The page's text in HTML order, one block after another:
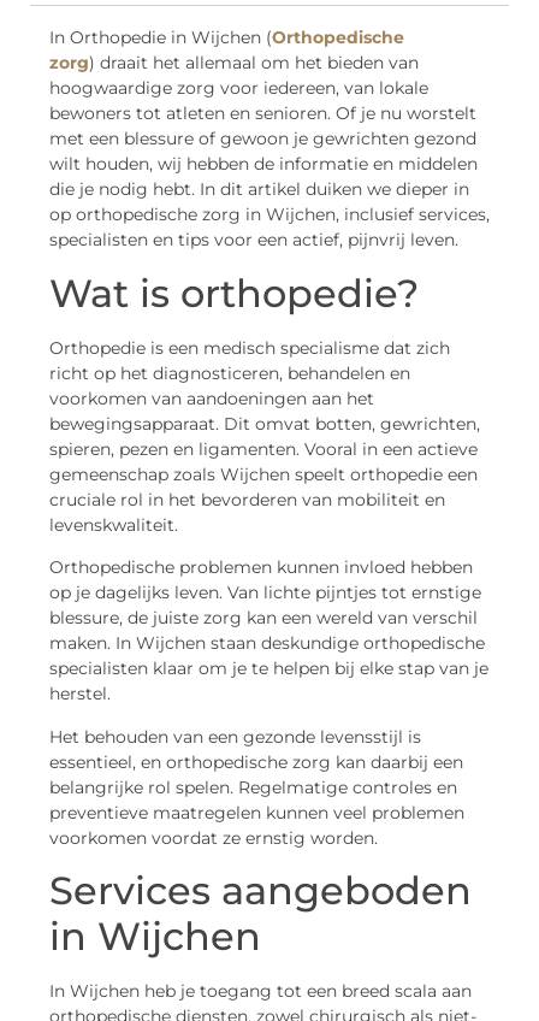
In Orthopedie in Wijchen (Orthopedische
zorg) draait het allemaal om het bieden van
hoogwaardige zorg voor iedereen, van lokale
bewoners tot atleten en senioren. Of je nu worstelt
met een blessure of gewoon je gewrichten gezond
wilt houden, wij hebben de informatie en middelen
die je nodig hebt. In dit artikel duiken we dieper in
op orthopedische zorg in Wijchen, inclusief services,
specialisten en tips voor een actief, pijnvrij leven.
Wat is orthopedie?
Orthopedie is een medisch specialisme dat zich
richt op het diagnosticeren, behandelen en
voorkomen van aandoeningen aan het
bewegingsapparaat. Dit omvat botten, gewrichten,
spieren, pezen en ligamenten. Vooral in een actieve
gemeenschap zoals Wijchen speelt orthopedie een
cruciale rol in het bevorderen van mobiliteit en
levenskwaliteit.
Orthopedische problemen kunnen invloed hebben
op je dagelijks leven. Van lichte pijntjes tot ernstige
blessure, de juiste zorg kan een wereld van verschil
maken. In Wijchen staan deskundige orthopedische
specialisten klaar om je te helpen bij elke stap van je
herstel.
Het behouden van een gezonde levensstijl is
essentieel, en orthopedische zorg kan daarbij een
belangrijke rol spelen. Regelmatige controles en
preventieve maatregelen kunnen veel problemen
voorkomen voordat ze ernstig worden.
Services aangeboden
in Wijchen
In Wijchen heb je toegang tot een breed scala aan
orthopedische diensten, zowel chirurgisch als niet-